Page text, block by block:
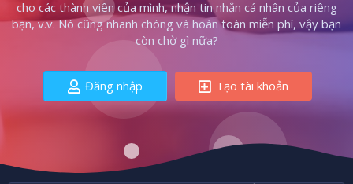
cho các thành viên của mình, nhận tin nhắn cá nhân của riêng
bạn, v.v. Nó cũng nhanh chóng và hoàn toàn miễn phí, vậy bạn
còn chờ gì nữa?
Đăng nhập Tạo tài khoản